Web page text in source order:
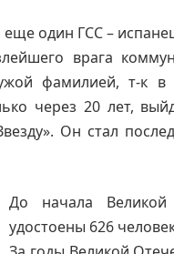
еще один ГСС –
врага
фамилией, т-к
через 20 лет,
Он стал
До начала
удостоены 626